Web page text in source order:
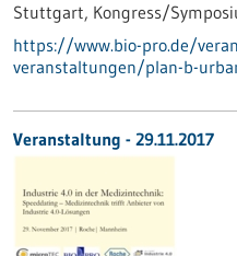
Stuttgart, Kongress/
https://www.bio-pro.de/
veranstaltungen/plan-b-
Veranstaltung - 29.11.2017